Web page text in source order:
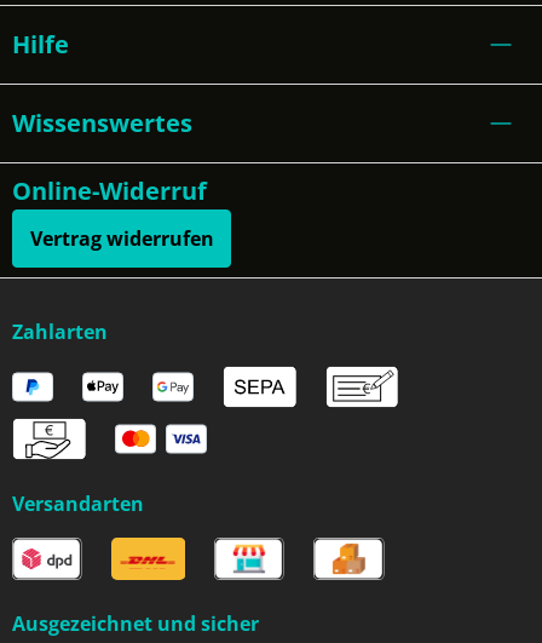
Hilfe
Wissenswertes
Online-Widerruf
Vertrag widerrufen
Zahlarten
Versandarten
Ausgezeichnet und sicher